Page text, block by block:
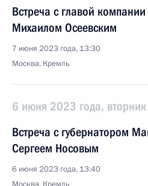
Встреча с главой компании
Михаилом Осеевским
7 июня 2023 года, 13:30
Москва, Кремль
6 июня 2023 года, вторник
Встреча с губернатором
Сергеем Носовым
6 июня 2023 года, 13:40